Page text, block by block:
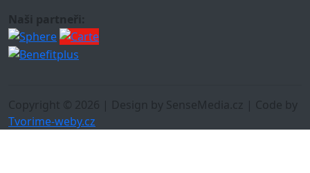
Naši partneři:
Copyright © 2026 | Design by SenseMedia.cz | Code by
Tvorime-weby.cz